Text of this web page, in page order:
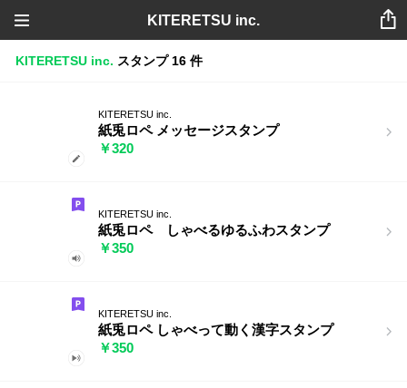
KITERETSU inc.
KITERETSU inc. スタンプ 16 件
KITERETSU inc.
紙兎ロペ メッセージスタンプ
￥320
KITERETSU inc.
紙兎ロペ しゃべるゆるふわスタンプ
￥350
KITERETSU inc.
紙兎ロペ しゃべって動く漢字スタンプ
￥350